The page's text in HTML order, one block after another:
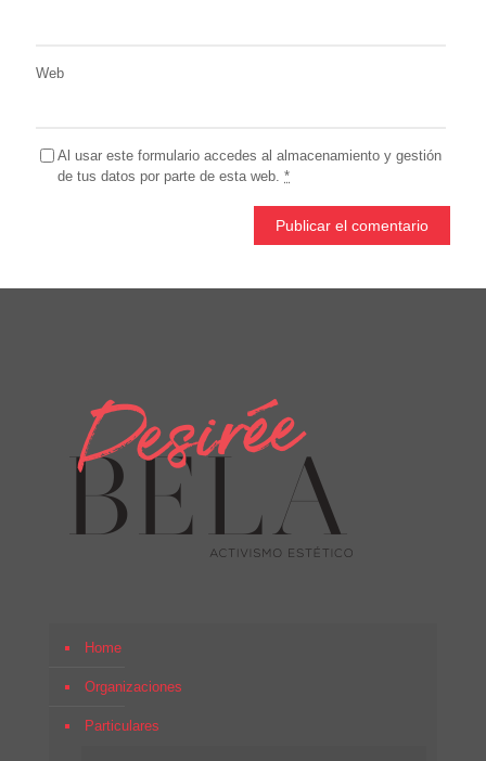
Web
Al usar este formulario accedes al almacenamiento y gestión
de tus datos por parte de esta web. *
Home
Organizaciones
Particulares